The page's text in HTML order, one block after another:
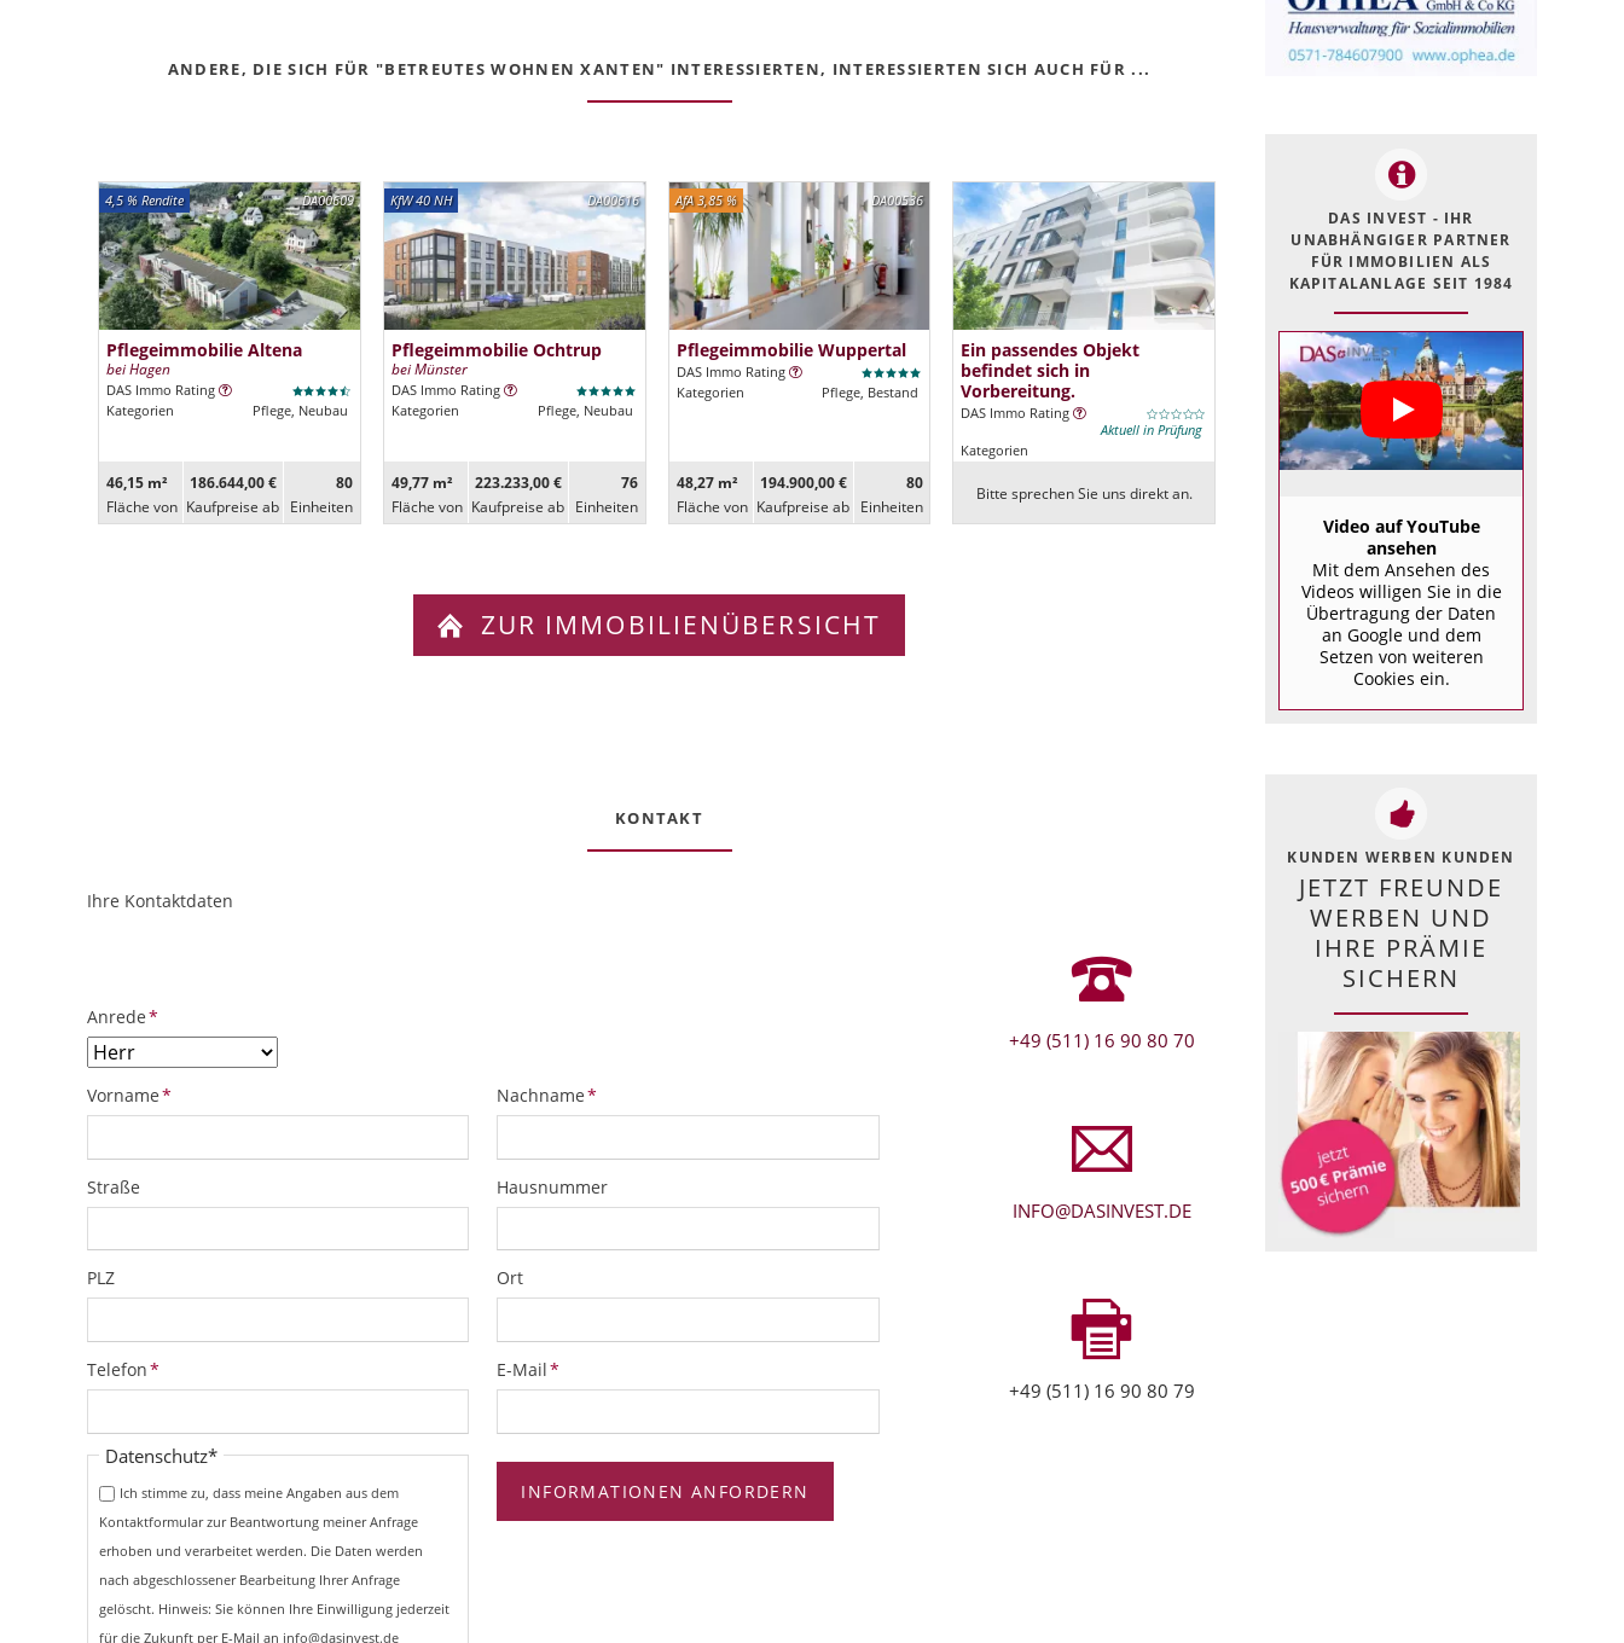
ANDERE, DIE SICH FÜR "BETREUTES WOHNEN XANTEN" INTERESSIERTEN, INTERESSIERTEN SICH AUCH FÜR ...
DA00609
4,5 % Rendite
Pflegeimmobilie Altena
bei Hagen
DAS Immo Rating
Kategorien
Pflege, Neubau
46,15 m²
Fläche von
186.644,00 €
Kaufpreise ab
80
Ein­heiten
DA00616
KfW 40 NH
Pflegeimmobilie Ochtrup
bei Münster
DAS Immo Rating
Kategorien
Pflege, Neubau
49,77 m²
Fläche von
223.233,00 €
Kaufpreise ab
76
Ein­heiten
DA00536
AfA 3,85 %
Pflegeimmobilie Wuppertal
DAS Immo Rating
Kategorien
Pflege, Bestand
48,27 m²
Fläche von
194.900,00 €
Kaufpreise ab
80
Ein­heiten
Ein passendes Objekt
befindet sich in
Vorbereitung.
DAS Immo Rating
Aktuell in Prüfung
Kategorien
Bitte sprechen Sie uns direkt an.
ZUR IMMOBILIENÜBERSICHT
KONTAKT
ObjektPlatzhalter
URL
Ihre Kontaktdaten
Pflichtfeld
Anrede*
Pflichtfeld
Vorname* Pflichtfeld
Nachname*
Straße Hausnummer
PLZ Ort
Pflichtfeld
Telefon* Pflichtfeld
E-Mail*
Pflichtfeld
Datenschutz*
Ich stimme zu, dass meine Angaben aus dem
Kontaktformular zur Beantwortung meiner Anfrage
erhoben und verarbeitet werden. Die Daten werden
nach abgeschlossener Bearbeitung Ihrer Anfrage
gelöscht. Hinweis: Sie können Ihre Einwilligung jederzeit
für die Zukunft per E-Mail an info@dasinvest.de
INFORMATIONEN ANFORDERN
+49 (511) 16 90 80 70
INFO@DASINVEST.DE
+49 (511) 16 90 80 79
DAS INVEST - IHR
UNABHÄNGIGER PARTNER
FÜR IMMOBILIEN ALS
KAPITALANLAGE SEIT 1984
Video auf YouTube
ansehen
Mit dem Ansehen des
Videos willigen Sie in die
Übertragung der Daten
an Google und dem
Setzen von weiteren
Cookies ein.
KUNDEN WERBEN KUNDEN
JETZT FREUNDE
WERBEN UND
IHRE PRÄMIE
SICHERN